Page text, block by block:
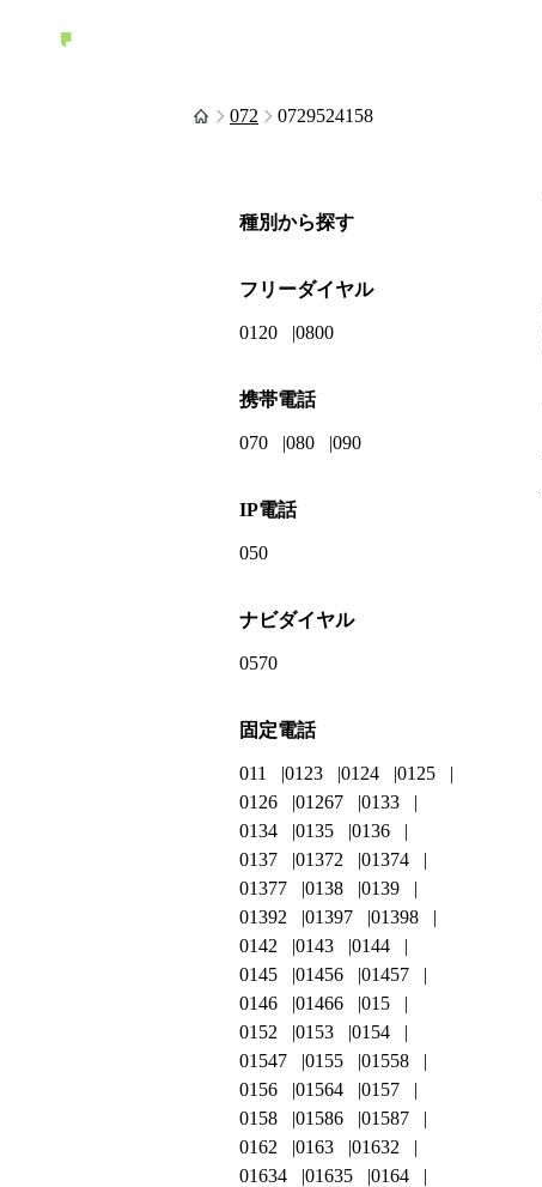
072 0729524158
種別から探す
フリーダイヤル
0120 0800
携帯電話
070 080 090
IP電話
050
ナビダイヤル
0570
固定電話
011 0123 0124
0125
0126
01267
0133
0134
0135
0136
0137
01372
01374
01377
0138
0139
01392
01397
01398
0142
0143
0144
0145
01456
01457
0146
01466
015
0152
0153
0154
01547
0155
01558
0156
01564
0157
0158
01586
01587
0162
0163
01632
01634
01635
0164